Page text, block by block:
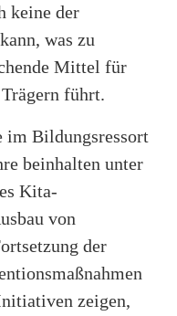
keine der
was zu
Mittel für
führt.
im Bildungsressort
beinhalten unter
Kita-
von
der
zeigen,